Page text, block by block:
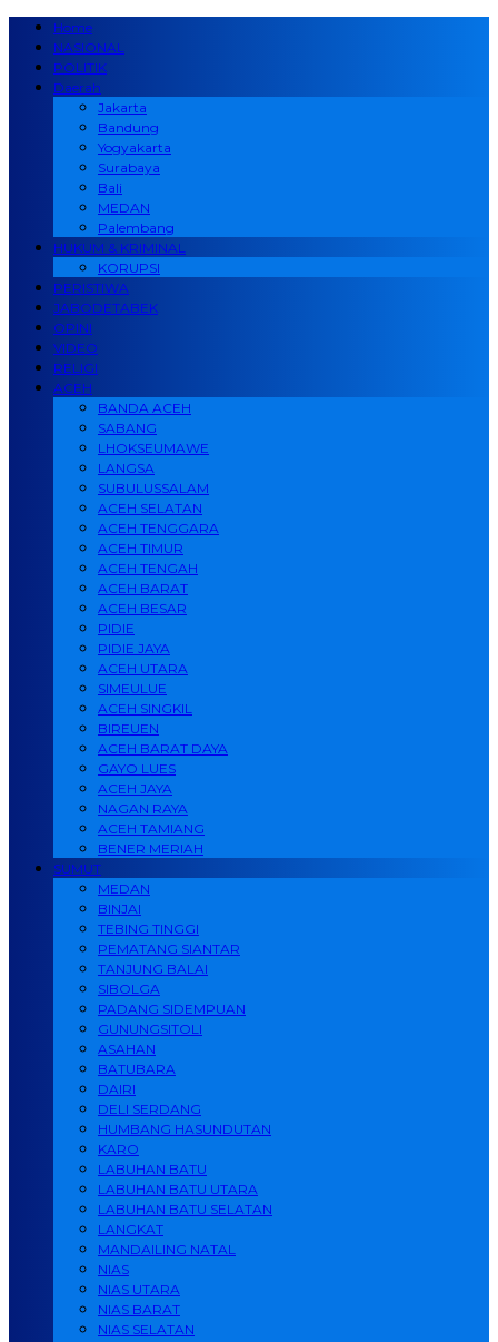
Home
NASIONAL
POLITIK
Daerah
Jakarta
Bandung
Yogyakarta
Surabaya
Bali
MEDAN
Palembang
HUKUM & KRIMINAL
KORUPSI
PERISTIWA
JABODETABEK
OPINI
VIDEO
RELIGI
ACEH
BANDA ACEH
SABANG
LHOKSEUMAWE
LANGSA
SUBULUSSALAM
ACEH SELATAN
ACEH TENGGARA
ACEH TIMUR
ACEH TENGAH
ACEH BARAT
ACEH BESAR
PIDIE
PIDIE JAYA
ACEH UTARA
SIMEULUE
ACEH SINGKIL
BIREUEN
ACEH BARAT DAYA
GAYO LUES
ACEH JAYA
NAGAN RAYA
ACEH TAMIANG
BENER MERIAH
SUMUT
MEDAN
BINJAI
TEBING TINGGI
PEMATANG SIANTAR
TANJUNG BALAI
SIBOLGA
PADANG SIDEMPUAN
GUNUNGSITOLI
ASAHAN
BATUBARA
DAIRI
DELI SERDANG
HUMBANG HASUNDUTAN
KARO
LABUHAN BATU
LABUHAN BATU UTARA
LABUHAN BATU SELATAN
LANGKAT
MANDAILING NATAL
NIAS
NIAS UTARA
NIAS BARAT
NIAS SELATAN